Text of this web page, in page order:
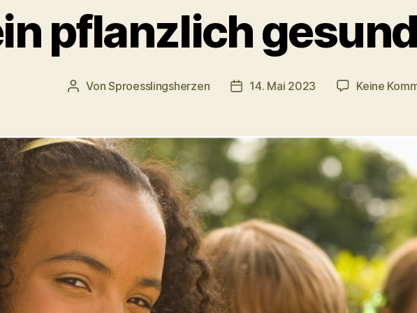
pflanzlich
Beitragsautor
VonSproesslingsherzen Veröffentlichungsdatum
14. Mai 2023 Keine